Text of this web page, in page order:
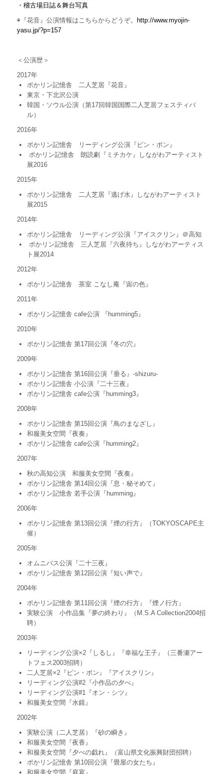
・稽古場日誌＆舞台写真
◉『花音』公演情報はこちらからどうぞ。
http://www.myojin-
yasu.jp/?p=157
＜公演歴＞
2017年
ポかリン記憶舎 二人芝居『花音』
東京・下北沢公演
韓国・ソウル公演（第17回韓国国際二人芝居フェスティバ
ル）
2016年
ポかリン記憶舎 リーディング公演『ピン・ポン』
ポかリン記憶舎 朗読劇『ミチカケ』しながわアーティスト
展2016
2015年
ポかリン記憶舎 二人芝居『逃げ水』しながわアーティスト
展2015
2014年
ポかリン記憶舎 リーディング公演『アイスクリン』＠高知
ポかリン記憶舎 三人芝居『六夜待ち』しながわアーティス
ト展2014
2012年
ポかリン記憶舎 茶室 こなし庵『宙の色』
2011年
ポかリン記憶舎 cafe公演 『humming5』
2010年
ポかリン記憶舎 第17回公演『冬の穴』
2009年
ポかリン記憶舎 第16回公演『垂る』-shizuru-
ポかリン記憶舎 小公演『二十三夜』
ポかリン記憶舎 cafe公演『humming3』
2008年
ポかリン記憶舎 第15回公演『鳥のまなざし』
和服美女空間『夜奏』
ポかリン記憶舎 cafe公演『humming2』
2007年
秋の高知公演 和服美女空間『夜奏』
ポかリン記憶舎 第14回公演『息・秘そめて』
ポかリン記憶舎 若手公演『humming』
2006年
ポかリン記憶舎 第13回公演『煙の行方』（TOKYOSCAPE主
催）
2005年
オムニバス公演『二十三夜』
ポかリン記憶舎 第12回公演『短い声で』
2004年
ポかリン記憶舎 第11回公演『煙の行方』『煙ノ行方』
実験公演 小作品集『夢の終わり』（M.S.A Collection2004招
聘）
2003年
リーディング公演×2『しるし』『幸福な王子』（三番瀬アー
トフェス2003招聘）
二人芝居×2『ピン・ポン』『アイスクリン』
リーディング公演#2『小作品の夕べ』
リーディング公演#1『オン・シツ』
和服美女空間『水鏡』
2002年
実験公演（二人芝居）『砂の瞬き』
和服美女空間『夜香』
和服美女空間『夕べの戯れ』（富山県文化振興財団招聘）
ポかリン記憶舎 第10回公演『畳屋の女たち』
和服美女空間『庭宴』